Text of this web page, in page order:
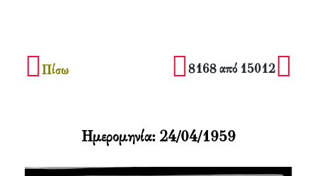
Πίσω 8168 από 15012
Ημερομηνία: 24/04/1959